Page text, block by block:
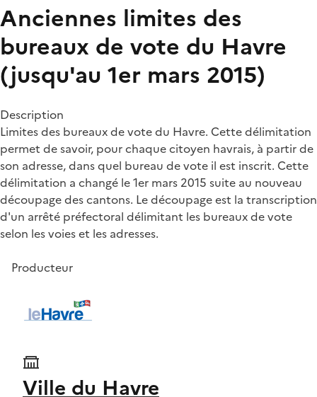
Anciennes limites des
bureaux de vote du Havre
(jusqu'au 1er mars 2015)
Description
Limites des bureaux de vote du Havre. Cette délimitation
permet de savoir, pour chaque citoyen havrais, à partir de
son adresse, dans quel bureau de vote il est inscrit. Cette
délimitation a changé le 1er mars 2015 suite au nouveau
découpage des cantons. Le découpage est la transcription
d'un arrêté préfectoral délimitant les bureaux de vote
selon les voies et les adresses.
Producteur
Ville du Havre